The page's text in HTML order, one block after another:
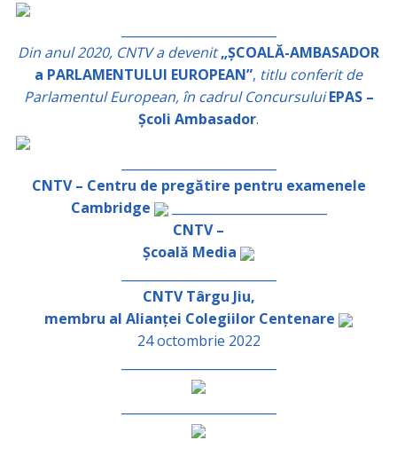
Din anul 2020, CNTV a devenit „ȘCOALĂ-AMBASADOR
a PARLAMENTULUI EUROPEAN”, titlu conferit de
Parlamentul European, în cadrul Concursului EPAS –
Școli Ambasador.
CNTV – Centru de pregătire pentru examenele
Cambridge
_________________________
CNTV –
Școală Media
CNTV Târgu Jiu,
membru al Alianței Colegiilor Centenare
24 octombrie 2022